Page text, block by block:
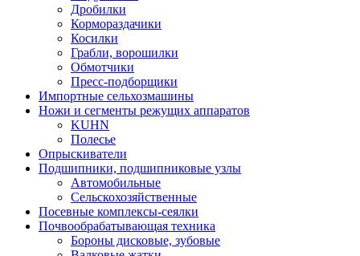
Дробилки
Кормораздачики
Косилки
Грабли, ворошилки
Обмотчики
Пресс-подборщики
Импортные сельхозмашины
Ножи и сегменты режущих аппаратов
KUHN
Полесье
Опрыскиватели
Подшипники, подшипниковые узлы
Автомобильные
Сельскохозяйственные
Посевные комплексы-сеялки
Почвообрабатывающая техника
Бороны дисковые, зубовые